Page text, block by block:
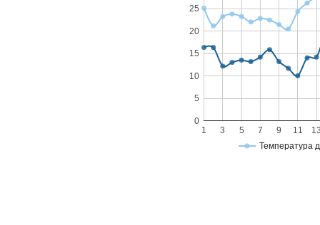
Температура
1 3 5 7 9 11
0
5
10
15
20
25